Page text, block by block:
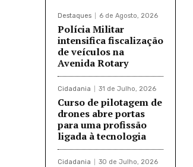
Destaques 6 de Agosto, 2026
Polícia Militar
intensifica fiscalização
de veículos na
Avenida Rotary
Cidadania 31 de Julho, 2026
Curso de pilotagem de
drones abre portas
para uma profissão
ligada à tecnologia
Cidadania 30 de Julho, 2026